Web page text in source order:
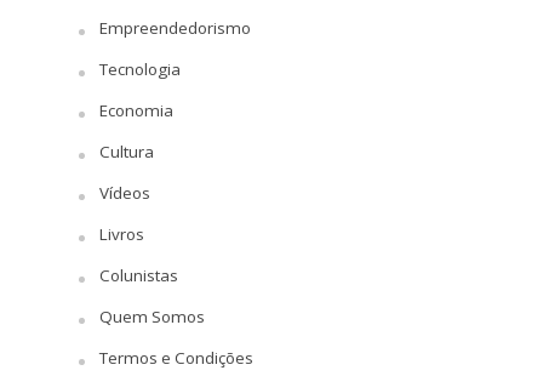
Empreendedorismo
Tecnologia
Economia
Cultura
Vídeos
Livros
Colunistas
Quem Somos
Termos e Condições